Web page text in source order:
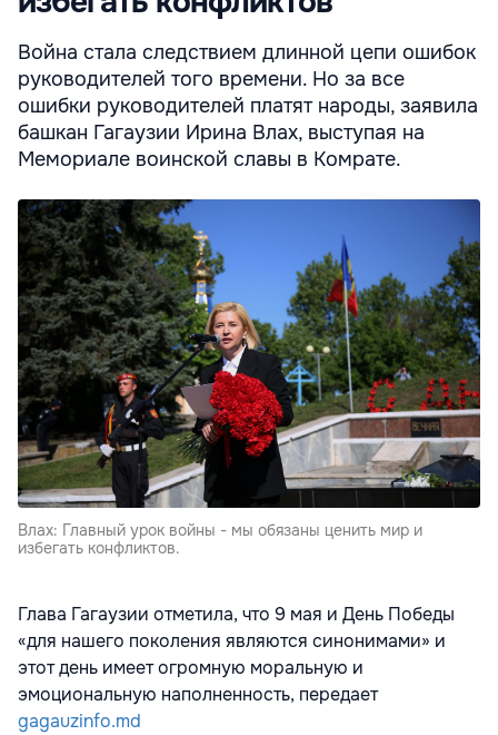
Война стала следствием длинной цепи ошибок
руководителей того времени. Но за все
ошибки руководителей платят народы, заявила
башкан Гагаузии Ирина Влах, выступая на
Мемориале воинской славы в Комрате.
Влах: Главный урок войны - мы обязаны ценить мир и
избегать конфликтов.
Глава Гагаузии отметила, что 9 мая и День Победы
«для нашего поколения являются синонимами» и
этот день имеет огромную моральную и
эмоциональную наполненность, передает
gagauzinfo.md